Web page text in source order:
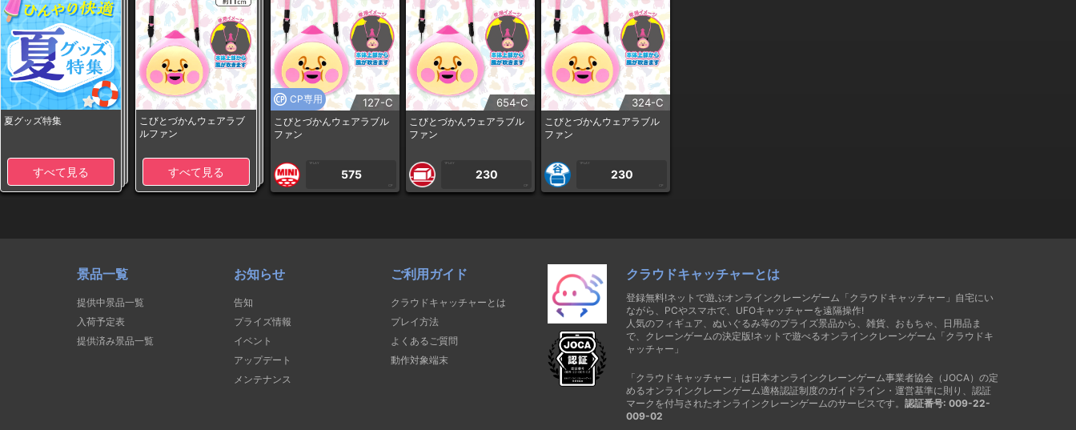
夏グッズ特集
すべて見る
こびとづかんウェアラブ
ルファン
すべて見る
CP専用 127-C
こびとづかんウェアラブル
ファン
1PLAY
575
CP
654-C
こびとづかんウェアラブル
ファン
1PLAY
230
CP
324-C
こびとづかんウェアラブル
ファン
1PLAY
230
CP
景品一覧
提供中景品一覧
入荷予定表
提供済み景品一覧
お知らせ
告知
プライズ情報
イベント
アップデート
メンテナンス
ご利用ガイド
クラウドキャッチャーとは
プレイ方法
よくあるご質問
動作対象端末
クラウドキャッチャーとは
登録無料!ネットで遊ぶオンラインクレーンゲーム「クラウドキャッチャー」自宅にい
ながら、PCやスマホで、UFOキャッチャーを遠隔操作!
人気のフィギュア、ぬいぐるみ等のプライズ景品から、雑貨、おもちゃ、日用品ま
で、クレーンゲームの決定版!ネットで遊べるオンラインクレーンゲーム「クラウドキ
ャッチャー」
「クラウドキャッチャー」は日本オンラインクレーンゲーム事業者協会（JOCA）の定
めるオンラインクレーンゲーム適格認証制度のガイドライン・運営基準に則り、認証
マークを付与されたオンラインクレーンゲームのサービスです。 認証番号: 009-22-
009-02